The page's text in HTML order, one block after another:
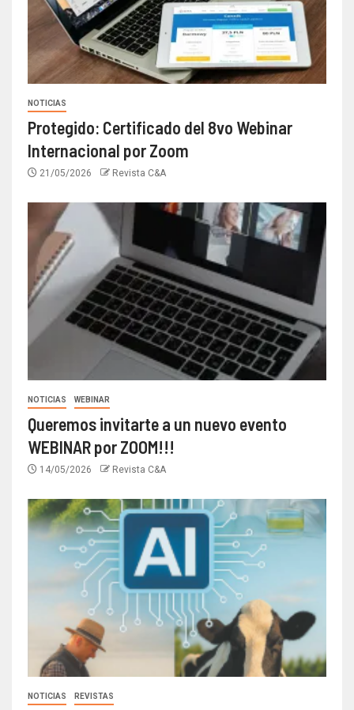
NOTICIAS
Protegido: Certificado del 8vo Webinar
Internacional por Zoom
21/05/2026 Revista C&A
NOTICIAS WEBINAR
Queremos invitarte a un nuevo evento
WEBINAR por ZOOM!!!
14/05/2026 Revista C&A
NOTICIAS REVISTAS